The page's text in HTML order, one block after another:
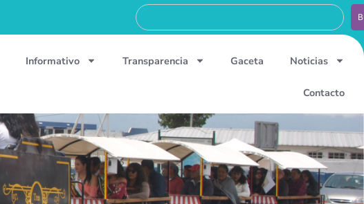
Informativo Transparencia Gaceta Noticias
Contacto